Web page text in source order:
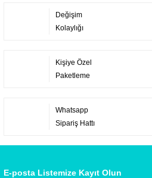
Değişim
Kolaylığı
Kişiye Özel
Paketleme
Whatsapp
Sipariş Hattı
E-posta Listemize Kayıt Olun